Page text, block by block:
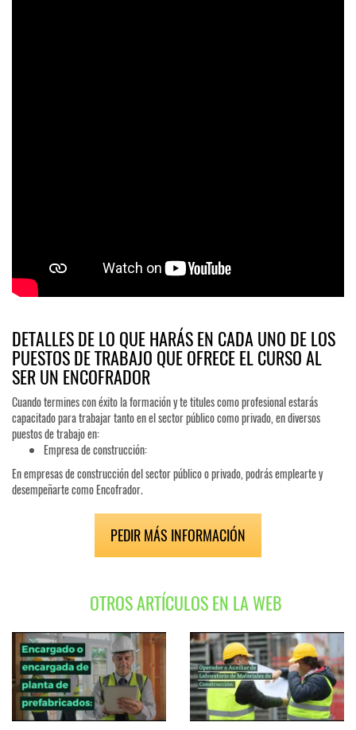
DETALLES DE LO QUE HARÁS EN CADA UNO DE LOS
PUESTOS DE TRABAJO QUE OFRECE EL CURSO AL
SER UN ENCOFRADOR
Cuando termines con éxito la formación y te titules como profesional estarás
capacitado para trabajar tanto en el sector público como privado, en diversos
puestos de trabajo en:
Empresa de construcción:
En empresas de construcción del sector público o privado, podrás emplearte y
desempeñarte como Encofrador.
PEDIR MÁS INFORMACIÓN
OTROS ARTÍCULOS EN LA WEB